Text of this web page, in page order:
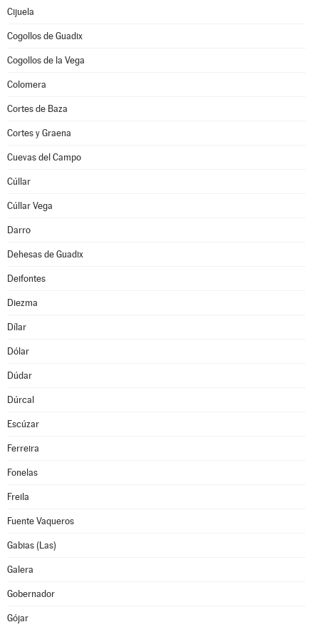
Cijuela
Cogollos de Guadix
Cogollos de la Vega
Colomera
Cortes de Baza
Cortes y Graena
Cuevas del Campo
Cúllar
Cúllar Vega
Darro
Dehesas de Guadix
Deifontes
Diezma
Dílar
Dólar
Dúdar
Dúrcal
Escúzar
Ferreira
Fonelas
Freila
Fuente Vaqueros
Gabias (Las)
Galera
Gobernador
Gójar